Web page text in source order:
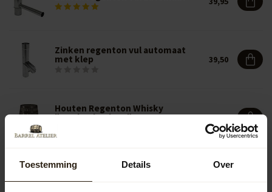
Toestemming Details Over
Zinken regenton vul automaat
met klep 39,50
Houten Regenton Whisky
"Lowland Deluxe" 190L 229,00
Houten Regenton Whisky